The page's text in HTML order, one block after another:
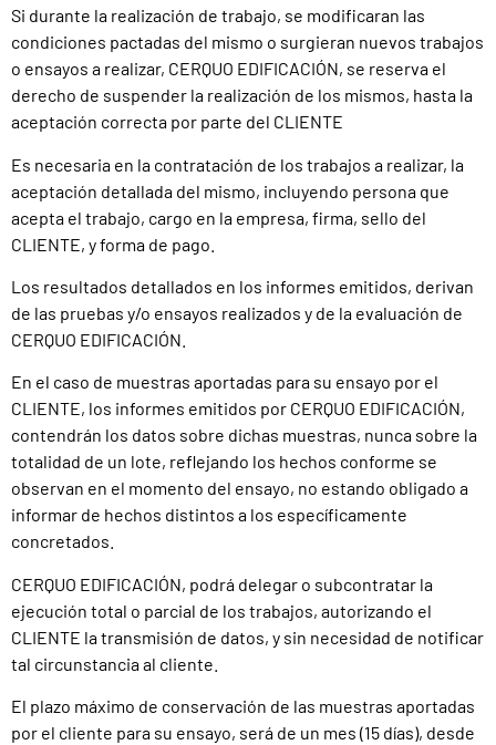
Si durante la realización de trabajo, se modificaran las
condiciones pactadas del mismo o surgieran nuevos trabajos
o ensayos a realizar, CERQUO EDIFICACIÓN, se reserva el
derecho de suspender la realización de los mismos, hasta la
aceptación correcta por parte del CLIENTE
Es necesaria en la contratación de los trabajos a realizar, la
aceptación detallada del mismo, incluyendo persona que
acepta el trabajo, cargo en la empresa, firma, sello del
CLIENTE, y forma de pago.
Los resultados detallados en los informes emitidos, derivan
de las pruebas y/o ensayos realizados y de la evaluación de
CERQUO EDIFICACIÓN.
En el caso de muestras aportadas para su ensayo por el
CLIENTE, los informes emitidos por CERQUO EDIFICACIÓN,
contendrán los datos sobre dichas muestras, nunca sobre la
totalidad de un lote, reflejando los hechos conforme se
observan en el momento del ensayo, no estando obligado a
informar de hechos distintos a los específicamente
concretados.
CERQUO EDIFICACIÓN, podrá delegar o subcontratar la
ejecución total o parcial de los trabajos, autorizando el
CLIENTE la transmisión de datos, y sin necesidad de notificar
tal circunstancia al cliente.
El plazo máximo de conservación de las muestras aportadas
por el cliente para su ensayo, será de un mes (15 días), desde